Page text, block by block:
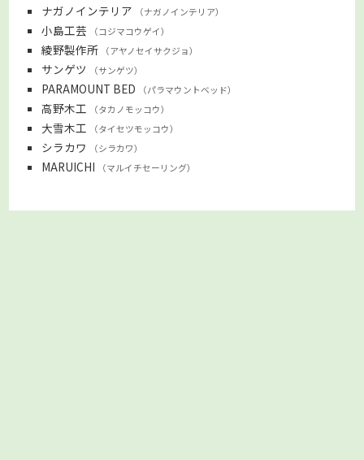
ナガノインテリア ナガノインテリア
小島工芸 コジマコウゲイ
綾野製作所 アヤノセイサクジョ
サンゲツ サンゲツ
PARAMOUNT BED パラマウントベッド
高野木工 タカノモッコウ
大雪木工 タイセツモッコウ
シラカワ シラカワ
MARUICHI マルイチセーリング